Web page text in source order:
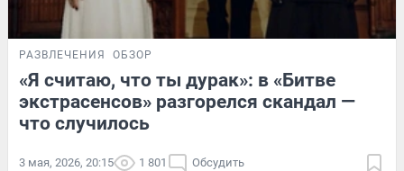
РАЗВЛЕЧЕНИЯ ОБЗОР
«Я считаю, что ты дурак»: в «Битве
экстрасенсов» разгорелся скандал —
что случилось
3 мая, 2026, 20:15 1 801 Обсудить